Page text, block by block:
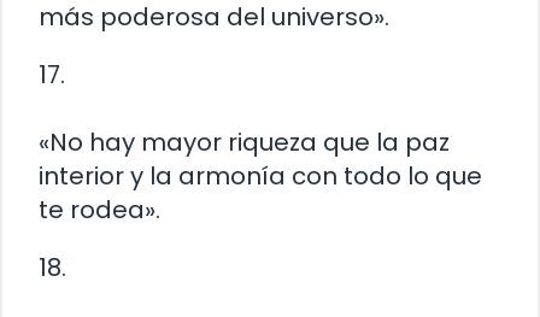
más poderosa del universo».
17.
«No hay mayor riqueza que la paz
interior y la armonía con todo lo que
te rodea».
18.